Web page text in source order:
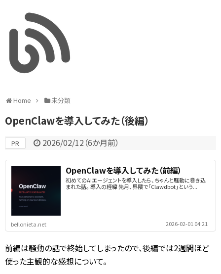
Home 未分類
OpenClawを導入してみた（後編）
PR 2026/02/12 （6か月前）
OpenClawを導入してみた（前編）
初めてのAIエージェントを導入したら、ちゃんと騒動に巻き込
まれた話。 導入の経緯 先月、界隈で「Clawdbot」という...
bellonieta.net 2026-02-01 04:21
前編は騒動の話で終始してしまったので、後編では2週間ほど
使った主観的な感想について。